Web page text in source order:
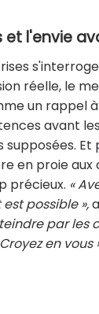
et l'envie
réelle, le
un rappel
avant
supposées. Et
en proie aux
précieux. «
possible »,
par les
en vous